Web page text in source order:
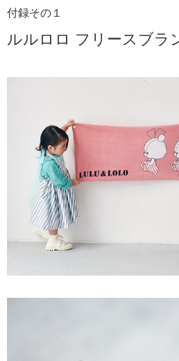
付録その１
ルルロロ フリースブラ